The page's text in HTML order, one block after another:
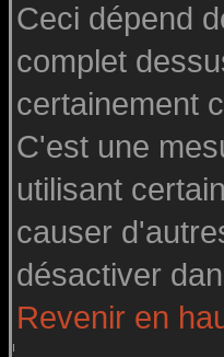
Ceci dépend
complet
certainement
C'est une
utilisant
causer
désactiver
Revenir en